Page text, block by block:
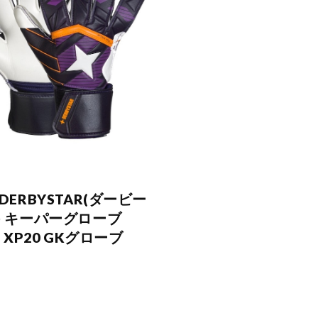
DERBYSTAR(ダービー
キーパーグローブ
XP20 GKグローブ